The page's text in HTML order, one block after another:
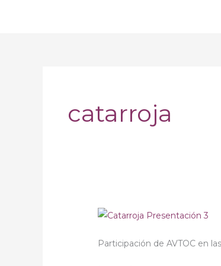
catarroja
Participación de AVTOC en
Jornadas
Mental